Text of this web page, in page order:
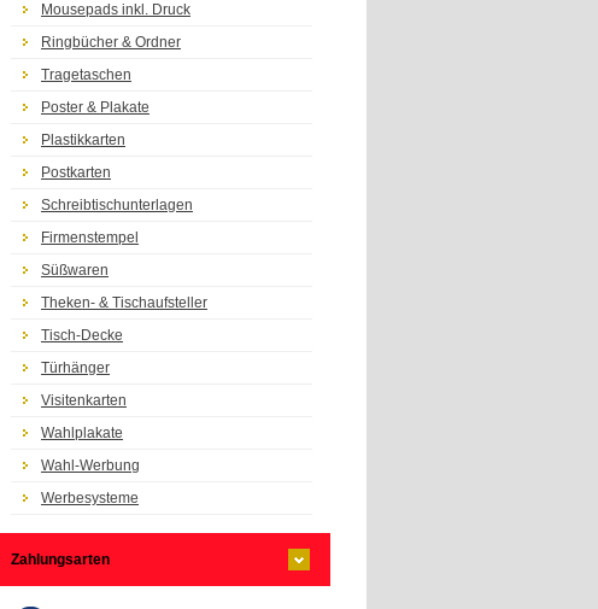
Mousepads inkl. Druck
Ringbücher & Ordner
Tragetaschen
Poster & Plakate
Plastikkarten
Postkarten
Schreibtischunterlagen
Firmenstempel
Süßwaren
Theken- & Tischaufsteller
Tisch-Decke
Türhänger
Visitenkarten
Wahlplakate
Wahl-Werbung
Werbesysteme
Zahlungsarten